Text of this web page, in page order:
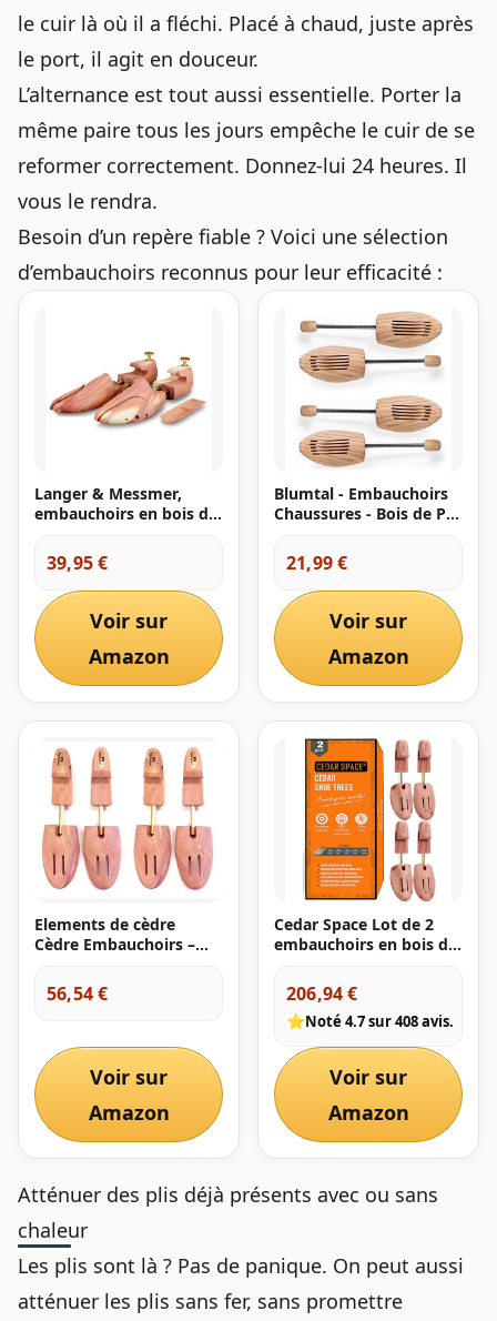
le cuir là où il a fléchi. Placé à chaud, juste après
le port, il agit en douceur.
L’alternance est tout aussi essentielle. Porter la
même paire tous les jours empêche le cuir de se
reformer correctement. Donnez-lui 24 heures. Il
vous le rendra.
Besoin d’un repère fiable ? Voici une sélection
d’embauchoirs reconnus pour leur efficacité :
Langer & Messmer,
embauchoirs en bois de
femme), chausse-pied
en bois de cèdre
compris, pointures
double taille 34 à 50,
l'original, Bois de Cèdre,
44/45 EU
39,95 €
Voir sur
Amazon
Blumtal - Embauchoirs
Chaussures - Bois de Pin
Respirant - Homme Et
Femme - Tailles 38-39 2
Paires
21,99 €
Voir sur
Amazon
Elements de cèdre
Cèdre Embauchoirs –
56,54 €
Voir sur
Amazon
Cedar Space Lot de 2
embauchoirs en bois de
embauchoirs pour
hommes, baskets,
bottes, Couleur bois
d'origine, Small (Fits
Shoe Sizes 6.5 - 8.5)
206,94 €
⭐Noté 4.7 sur 408 avis.
Voir sur
Amazon
Atténuer des plis déjà présents avec ou sans
chaleur
Les plis sont là ? Pas de panique. On peut aussi
atténuer les plis sans fer, sans promettre